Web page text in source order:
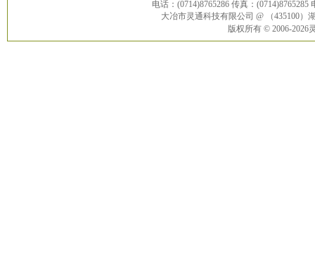
电话：(0714)8765286 传真：(0714)8765285
大冶市灵通科技有限公司 @ （435100
版权所有 © 2006-2026